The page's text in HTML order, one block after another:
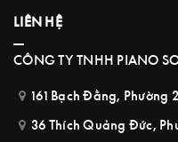
LIÊN HỆ
CÔNG TY TNHH PIANO
161 Bạch Đằng, Phường
36 Thích Quảng Đức,